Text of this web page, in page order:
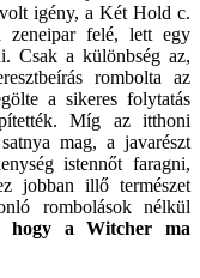
igény, a Két Hold c.
zeneipar felé, lett egy
Csak a különbség az,
rombolta az
a sikeres folytatás
Míg az itthoni
mag, a javarészt
istennőt faragni,
jobban illő természet
rombolások nélkül
hogy a Witcher ma